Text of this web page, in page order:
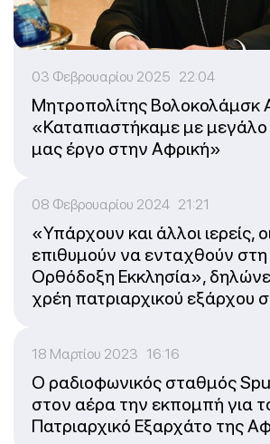
03 Φεβρουαρίου 2025 22:04
Μητροπολίτης Βολοκολάμσκ
«Καταπιαστήκαμε με μεγάλο
μας έργο στην Αφρική»
08 Φεβρουαρίου 2024 21:21
«Υπάρχουν και άλλοι ιερείς,
επιθυμούν να ενταχθούν
Ορθόδοξη Εκκλησία»,
χρέη πατριαρχικού εξάρχου
18 Μαρτίου 2023 16:16
Ο ραδιοφωνικός σταθμός
στον αέρα την εκπομπή για
Πατριαρχικό Εξαρχάτο της